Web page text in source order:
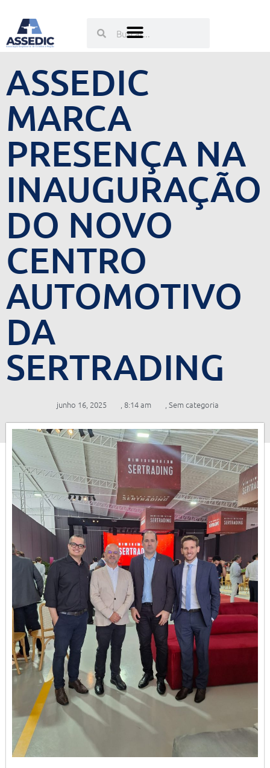
conteúdo
Pesquisar
ASSEDIC
MARCA
PRESENÇA NA
INAUGURAÇÃO
DO NOVO
CENTRO
AUTOMOTIVO
DA
SERTRADING
junho 16, 2025 , 8:14 am , Sem categoria